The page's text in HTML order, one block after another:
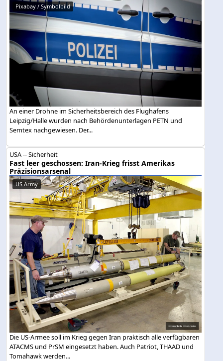
Pixabay / Symbolbild
An einer Drohne im Sicherheitsbereich des Flughafens
Leipzig/Halle wurden nach Behördenunterlagen PETN und
Semtex nachgewiesen. Der...
USA -- Sicherheit
Fast leer geschossen: Iran-Krieg frisst Amerikas
Präzisionsarsenal
US Army
Die US-Armee soll im Krieg gegen Iran praktisch alle verfügbaren
ATACMS und PrSM eingesetzt haben. Auch Patriot, THAAD und
Tomahawk werden...